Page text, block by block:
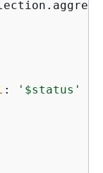
: '$status'